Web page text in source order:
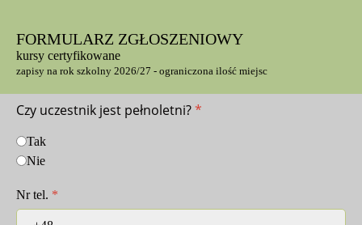
FORMULARZ ZGŁOSZENIOWY
kursy certyfikowane
zapisy na rok szkolny 2026/27 - ograniczona ilość miejsc
Czy uczestnik jest pełnoletni?*
Tak
Nie
Nr tel. *